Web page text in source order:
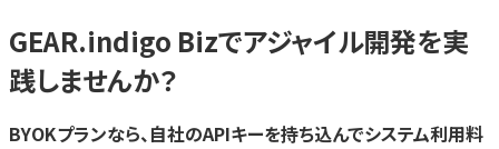
GEAR.indigo Bizでアジャイル開発を実
践しませんか？
BYOKプランなら、自社のAPIキーを持ち込んでシステム利用料